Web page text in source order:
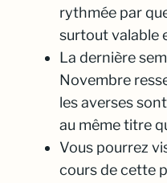
rythmée par
surtout valable
La dernière
Novembre
les averses
au même titre
Vous pourrez
cours de cette